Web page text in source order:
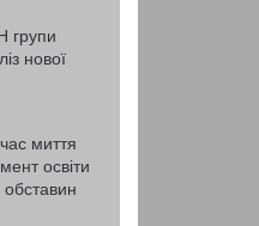
групи
нової
миття
освіти